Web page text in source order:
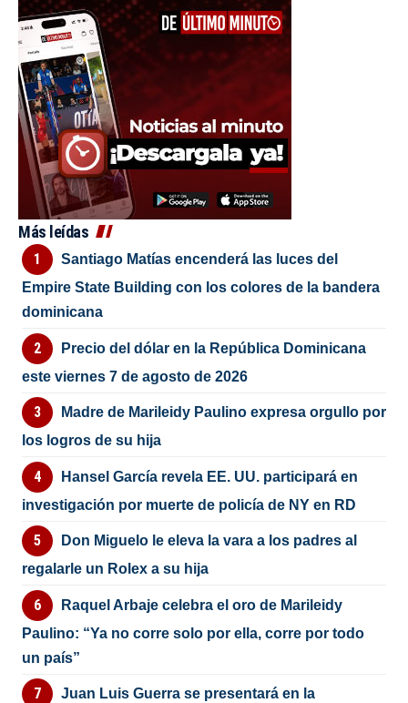
Más leídas
Santiago Matías encenderá las luces del
Empire State Building con los colores de la bandera
dominicana
Precio del dólar en la República Dominicana
este viernes 7 de agosto de 2026
Madre de Marileidy Paulino expresa orgullo por
los logros de su hija
Hansel García revela EE. UU. participará en
investigación por muerte de policía de NY en RD
Don Miguelo le eleva la vara a los padres al
regalarle un Rolex a su hija
Raquel Arbaje celebra el oro de Marileidy
Paulino: “Ya no corre solo por ella, corre por todo
un país”
Juan Luis Guerra se presentará en la